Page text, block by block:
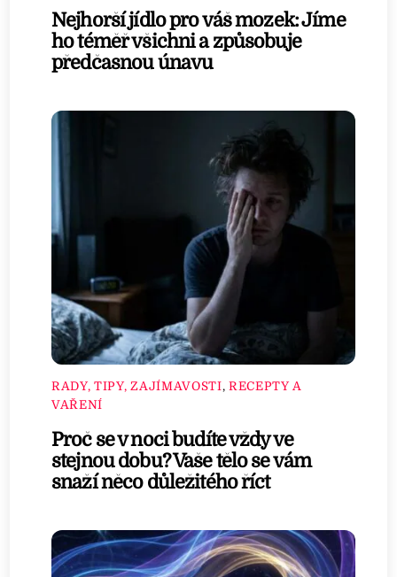
Nejhorší jídlo pro váš mozek: Jíme
ho téměř všichni a způsobuje
předčasnou únavu
RADY, TIPY, ZAJÍMAVOSTI, RECEPTY A
VAŘENÍ
Proč se v noci budíte vždy ve
stejnou dobu? Vaše tělo se vám
snaží něco důležitého říct